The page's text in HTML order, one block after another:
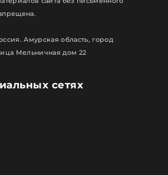
сетях
Амурская область, город
Мельничная дом 22